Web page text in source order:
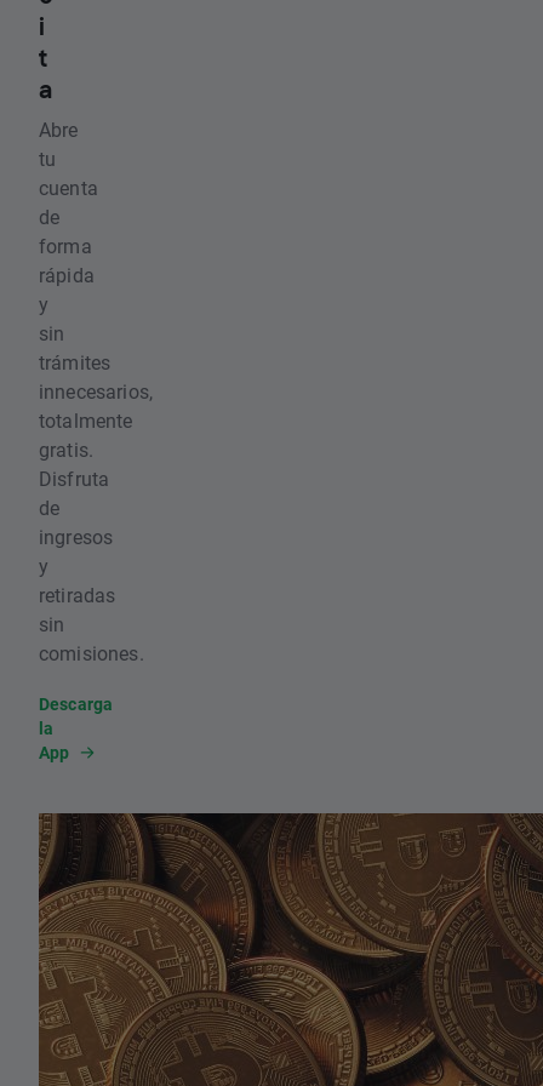
i
t
a
Abre
tu
cuenta
de
forma
rápida
y
sin
trámites
innecesarios,
totalmente
gratis.
Disfruta
de
ingresos
y
retiradas
sin
comisiones.
Descarga
la
App